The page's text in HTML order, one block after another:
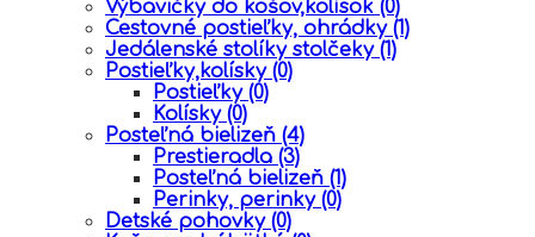
Výbavičky do košov,kolísok (0)
Cestovné postieľky, ohrádky (1)
Jedálenské stolíky stolčeky (1)
Postieľky,kolísky (0)
Postieľky (0)
Kolísky (0)
Posteľná bielizeň (4)
Prestieradla (3)
Posteľná bielizeň (1)
Perinky, perinky (0)
Detské pohovky (0)